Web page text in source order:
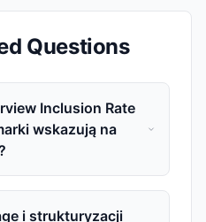
Questions
Inclusion Rate
wskazują na
i strukturyzacji